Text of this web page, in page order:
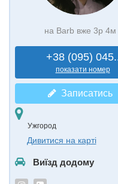
на Barb вже 3р 4м
+38 (095)
показати номер
Записатись
Ужгород
Дивитися на карті
Виїзд додому